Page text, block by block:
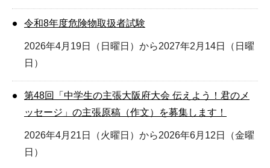
令和8年度危険物取扱者試験
2026年4月19日（日曜日）から2027年2月14日（日曜
日）
第48回「中学生の主張大阪府大会 伝えよう！君のメ
ッセージ」の主張原稿（作文）を募集します！
2026年4月21日（火曜日）から2026年6月12日（金曜
日）